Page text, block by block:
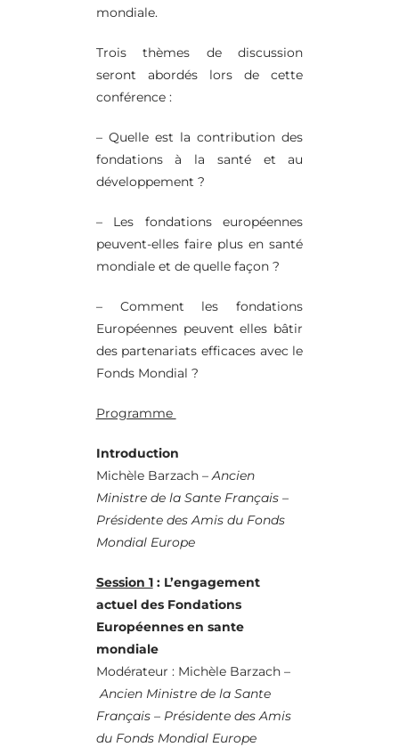
mondiale.
Trois thèmes de discussion
seront abordés lors de cette
conférence :
– Quelle est la contribution des
fondations à la santé et au
développement ?
– Les fondations européennes
peuvent-elles faire plus en santé
mondiale et de quelle façon ?
– Comment les fondations
Européennes peuvent elles bâtir
des partenariats efficaces avec le
Fonds Mondial ?
Programme
Introduction
Michèle Barzach –Ancien
Ministre de la Sante Français –
Présidente des Amis du Fonds
Mondial Europe
Session 1: L’engagement
actuel des Fondations
Européennes en sante
mondiale
Modérateur : Michèle Barzach –
Ancien Ministre de la Sante
Français – Présidente des Amis
du Fonds Mondial Europe